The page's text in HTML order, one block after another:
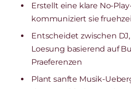
Erstellt eine klare No-
kommuniziert sie
Entscheidet zwischen
Loesung basierend auf
Praeferenzen
Plant sanfte Musik-